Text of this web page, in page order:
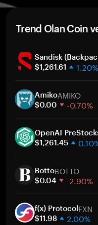
Trend Olan Coin
Sandisk
$1,261.61 1.20%
30 gün
Piyasa değeri
AmikoAMIKO
$0.00 -0.70%
30 gün
Piyasa değeri
OpenAI
$1,261.45
30 gün
Piyasa değeri
BottoBOTTO
$0.04 -2.90%
30 gün
Piyasa değeri
f(x) ProtocolFXN
$11.98 2.00%